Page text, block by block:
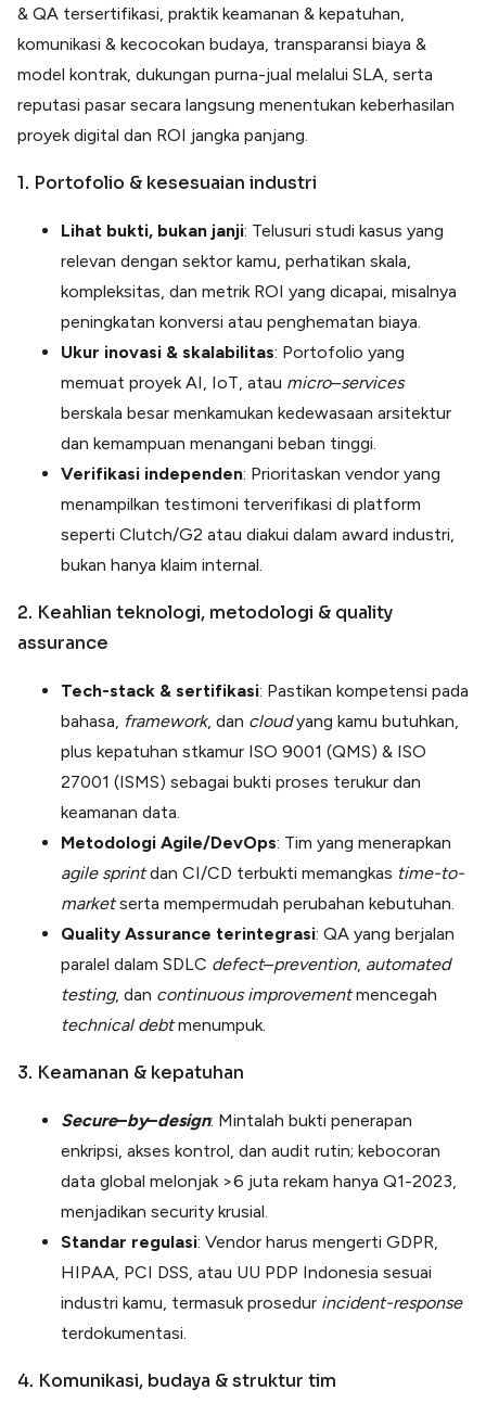
& QA tersertifikasi, praktik keamanan & kepatuhan,
komunikasi & kecocokan budaya, transparansi biaya &
model kontrak, dukungan purna-jual melalui SLA, serta
reputasi pasar secara langsung menentukan keberhasilan
proyek digital dan ROI jangka panjang.
1. Portofolio & kesesuaian industri
Lihat bukti, bukan janji: Telusuri studi kasus yang
relevan dengan sektor kamu, perhatikan skala,
kompleksitas, dan metrik ROI yang dicapai, ­misalnya
peningkatan konversi atau penghematan biaya.
Ukur inovasi & skalabilitas: Portofolio yang
memuat proyek AI, IoT, atau micro–services
berskala besar menkamukan kedewasaan arsitektur
dan kemampuan menangani beban tinggi.
Verifikasi independen: Prioritaskan vendor yang
menampilkan testimoni terverifikasi di platform
seperti Clutch/G2 atau diakui dalam award industri,
bukan hanya klaim internal.
2. Keahlian teknologi, metodologi & quality
assurance
Tech-stack & sertifikasi: Pastikan kompetensi pada
bahasa, framework, dan cloudyang kamu butuhkan,
plus kepatuhan stkamur ISO 9001 (QMS) & ISO
27001 (ISMS) sebagai bukti proses terukur dan
keamanan data.
Metodologi Agile/DevOps: Tim yang menerapkan
agile sprintdan CI/CD terbukti memangkas time-to-
marketserta mempermudah perubahan kebutuhan.
Quality Assurance terintegrasi: QA yang berjalan
paralel dalam SDLC defect–prevention, automated
testing, dan continuous improvementmencegah
technical debtmenumpuk.
3. Keamanan & kepatuhan
Secure–by–design: Mintalah bukti penerapan
enkripsi, akses kontrol, dan audit rutin; kebocoran
data global melonjak >6 juta rekam hanya Q1-2023,
menjadikan security krusial.
Standar regulasi: Vendor harus mengerti GDPR,
HIPAA, PCI DSS, atau UU PDP Indonesia sesuai
industri kamu, termasuk prosedur incident-response
terdokumentasi.
4. Komunikasi, budaya & struktur tim